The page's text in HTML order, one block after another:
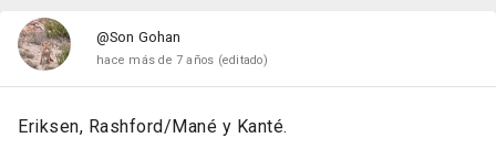
@Son Gohan
hace más de 7 años (editado)
Eriksen, Rashford/Mané y Kanté.